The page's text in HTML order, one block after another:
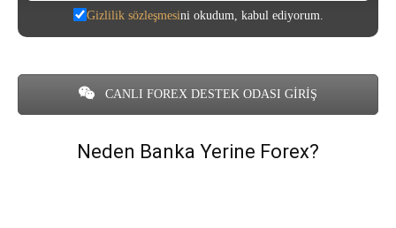
Gizlilik sözleşmesini okudum, kabul ediyorum.
CANLI FOREX DESTEK ODASI GİRİŞ
Neden Banka Yerine Forex?